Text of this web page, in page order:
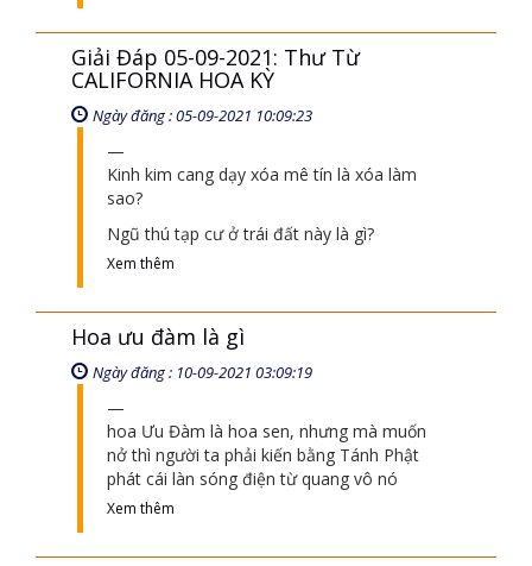
Giải Đáp 05-09-2021: Thư Từ
CALIFORNIA HOA KỲ
Ngày đăng : 05-09-2021 10:09:23
Kinh kim cang dạy xóa mê tín là xóa làm
sao?
Ngũ thú tạp cư ở trái đất này là gì?
Xem thêm
Hoa ưu đàm là gì
Ngày đăng : 10-09-2021 03:09:19
hoa Ưu Đàm là hoa sen, nhưng mà muốn
nở thì người ta phải kiến bằng Tánh Phật
phát cái làn sóng điện từ quang vô nó
Xem thêm